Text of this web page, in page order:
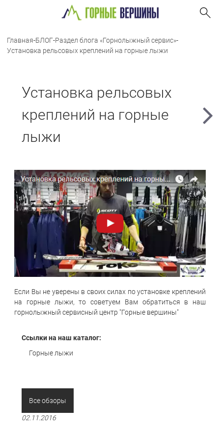
Главная-БЛОГ-Раздел блога «Горнолыжный сервис»-
Установка рельсовых креплений на горные лыжи
Установка рельсовых
креплений на горные
лыжи
Если Вы не уверены в своих силах по установке креплений
на горные лыжи, то советуем Вам обратиться в наш
горнолыжный сервисный центр "Горные вершины"
Ссылки на наш каталог:
Горные лыжи
Все обзоры
02.11.2016